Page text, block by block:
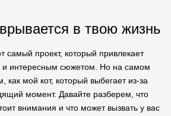
в твою жизнь
самый проект, который привлекает
и интересным сюжетом. Но на самом
как мой кот, который выбегает из-за
момент. Давайте разберем, что
внимания и что может вызвать у вас